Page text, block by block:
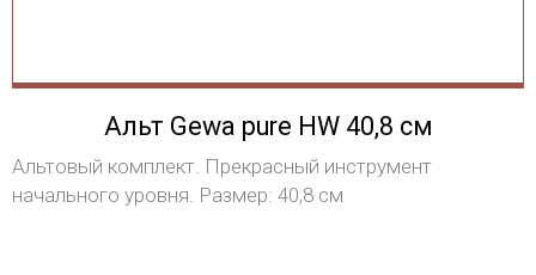
Альт Gewa pure HW 40,8 см
Альтовый комплект. Прекрасный инструмент
начального уровня. Размер: 40,8 см